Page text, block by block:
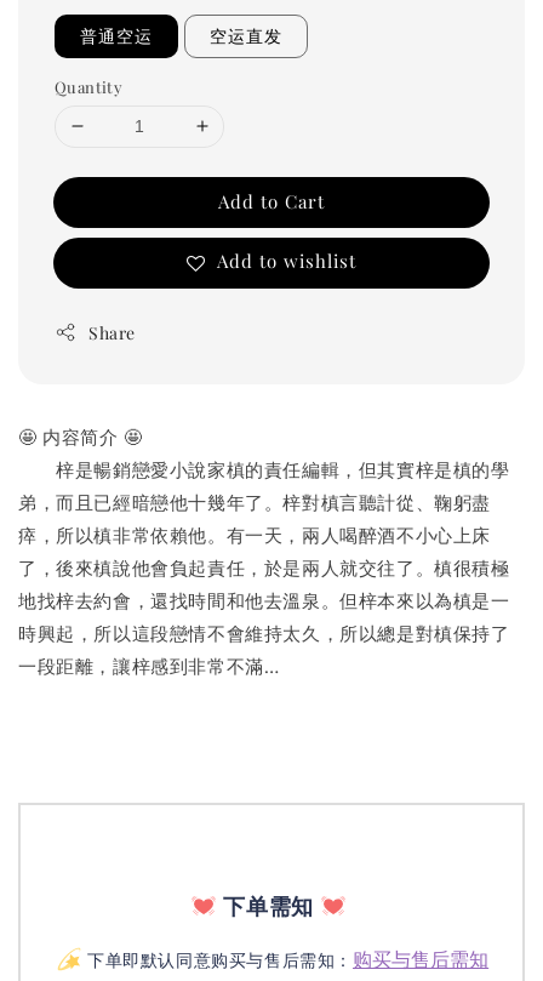
普通空运 空运直发
Quantity
Add to Cart
Add to wishlist
Share
🤩 内容简介 🤩
梓是暢銷戀愛小說家槙的責任編輯，但其實梓是槙的學
弟，而且已經暗戀他十幾年了。梓對槙言聽計從、鞠躬盡
瘁，所以槙非常依賴他。有一天，兩人喝醉酒不小心上床
了，後來槙說他會負起責任，於是兩人就交往了。槙很積極
地找梓去約會，還找時間和他去溫泉。但梓本來以為槙是一
時興起，所以這段戀情不會維持太久，所以總是對槙保持了
一段距離，讓梓感到非常不滿…
下单需知
下单即默认同意购买与售后需知： 购买与售后需知